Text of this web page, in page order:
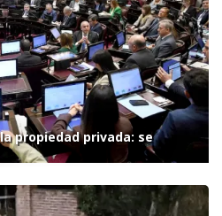
propiedad privada: se